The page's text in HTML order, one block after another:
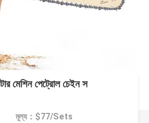
মেশিন পেট্রোল চেইন স
মূল্য：$77/Sets